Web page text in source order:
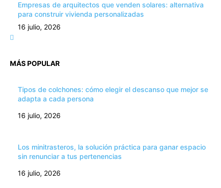
Empresas de arquitectos que venden solares: alternativa
para construir vivienda personalizadas
16 julio, 2026
MÁS POPULAR
Tipos de colchones: cómo elegir el descanso que mejor se
adapta a cada persona
16 julio, 2026
Los minitrasteros, la solución práctica para ganar espacio
sin renunciar a tus pertenencias
16 julio, 2026